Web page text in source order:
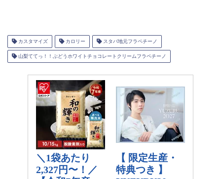
カスタマイズ カロリー スタバ地元フラペチーノ
山梨ててっ！！ぶどうホワイトチョコレートクリームフラペチーノ